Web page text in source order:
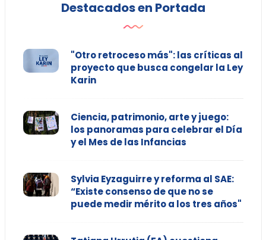
Destacados en Portada
"Otro retroceso más": las críticas al
proyecto que busca congelar la Ley
Karin
Ciencia, patrimonio, arte y juego:
los panoramas para celebrar el Día
y el Mes de las Infancias
Sylvia Eyzaguirre y reforma al SAE:
“Existe consenso de que no se
puede medir mérito a los tres años"